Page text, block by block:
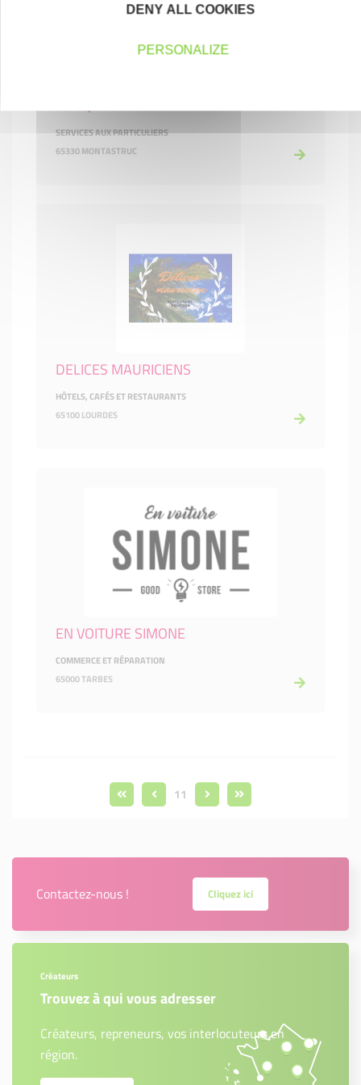
DASQUE KEVIN
SERVICES AUX PARTICULIERS
65330 MONTASTRUC
DELICES MAURICIENS
HÔTELS, CAFÉS ET RESTAURANTS
65100 LOURDES
EN VOITURE SIMONE
COMMERCE ET RÉPARATION
65000 TARBES
11
Contactez-nous ! Cliquez ici
Créateurs
Trouvez à qui vous adresser
Créateurs, repreneurs, vos interlocuteurs en
région.
DENY ALL COOKIES
PERSONALIZE